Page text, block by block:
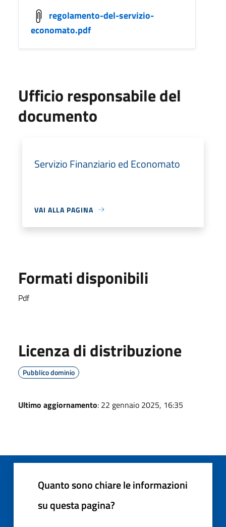
regolamento-del-servizio-
economato.pdf
Ufficio responsabile del
documento
Servizio Finanziario ed Economato
VAI ALLA PAGINA
Formati disponibili
Pdf
Licenza di distribuzione
Pubblico dominio
Ultimo aggiornamento: 22 gennaio 2025, 16:35
Quanto sono chiare le informazioni
su questa pagina?